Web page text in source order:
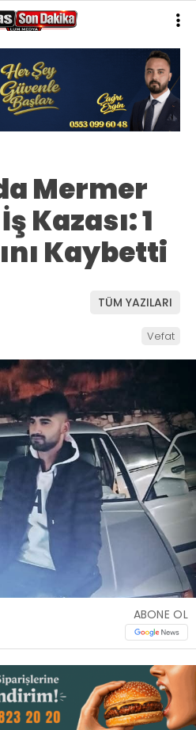
WhatsApp
İhbar Hattı
Facebook
Instagram
Youtube
29.9
YAZARLAR
Mermer
Kazası: 1
Kaybetti
TÜM YAZILARI
Vefat
ABONE OL